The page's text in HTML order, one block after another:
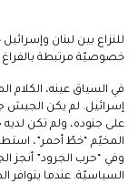
للنزاع بين لبنان
خصوصيّة مرتبطة بالفراغ
في السياق عينه، الكلام
إسرائيل. لم يكن الجيش
على جنوده، ولم تكن لديه
المخيّم “خطّ أحمر”،
وفي “حرب الجرود” أنجز
السياسيّة. عندما يتوافر